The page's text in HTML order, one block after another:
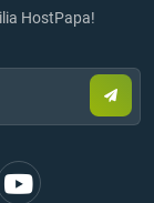
HostPapa!
Enviar
correo
para